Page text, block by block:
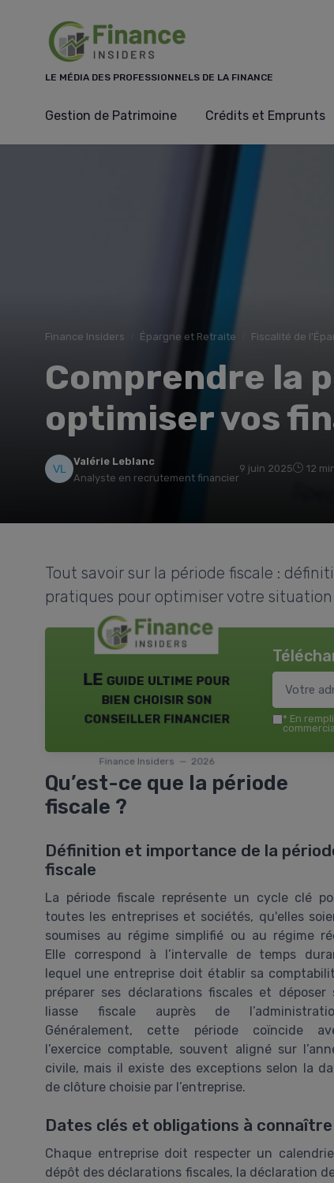
LE MÉDIA DES PROFESSIONNELS DE LA FINANCE
Gestion de Patrimoine Crédits et Emprunts
Finance Insiders Épargne et Retraite Fiscalité de
Comprendre la
optimiser vos
Valérie Leblanc
Analyste en recrutement financier
9 juin 2025 12
Tout savoir sur la période fiscale :
pratiques pour optimiser votre
LE guide ultime pour
bien choisir son
conseiller financier
Finance Insiders — 2026
* En
Qu’est-ce que la période
fiscale ?
Définition et importance de la
fiscale
La période fiscale représente un cycle clé
toutes les entreprises et sociétés, qu'elles
soumises au régime simplifié ou au régime
Elle correspond à l’intervalle de temps
lequel une entreprise doit établir sa
préparer ses déclarations fiscales et déposer
liasse fiscale auprès de
Généralement, cette période coïncide
l’exercice comptable, souvent aligné sur
civile, mais il existe des exceptions selon la
de clôture choisie par l’entreprise.
Dates clés et obligations à connaître
Chaque entreprise doit respecter un
dépôt des déclarations fiscales, la déclaration